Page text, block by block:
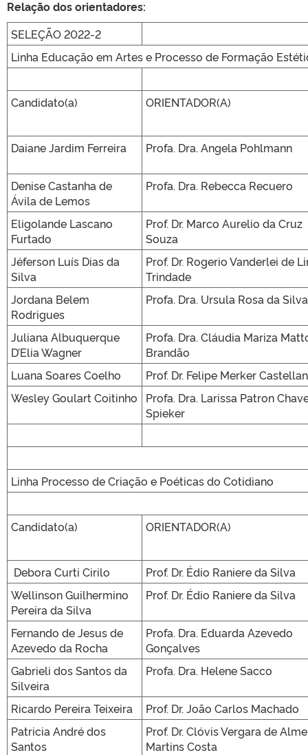
Relação dos orientadores:
SELEÇÃO 2022-2
Linha Educação em Artes e Processo de Formação
Candidato(a) ORIENTADOR(A)
Daiane Jardim Ferreira Profa. Dra. Angela Pohlmann
Denise Castanha de
Ávila de Lemos
Profa. Dra. Rebecca Recuero
Eligolande Lascano
Furtado
Prof. Dr. Marco Aurelio da Cruz
Souza
Jéferson Luís Dias da
Silva
Prof. Dr. Rogerio Vanderlei de
Trindade
Jordana Belem
Rodrigues
Profa. Dra. Ursula Rosa da Silva
Juliana Albuquerque
D’Elia Wagner
Profa. Dra. Cláudia Mariza
Brandão
Luana Soares Coelho
Prof. Dr. Felipe Merker
Wesley Goulart Coitinho
Profa. Dra. Larissa Patron
Spieker
Linha Processo de Criação e Poéticas do Cotidiano
Candidato(a) ORIENTADOR(A)
Debora Curti Cirilo
Prof. Dr. Édio Raniere da Silva
Wellinson Guilhermino
Pereira da Silva
Prof. Dr. Édio Raniere da Silva
Fernando de Jesus de
Azevedo da Rocha
Profa. Dra. Eduarda Azevedo
Gonçalves
Gabrieli dos Santos da
Silveira
Profa. Dra. Helene Sacco
Ricardo Pereira Teixeira
Prof. Dr. João Carlos Machado
Patricia André dos
Santos
Prof. Dr. Clóvis Vergara de
Martins Costa